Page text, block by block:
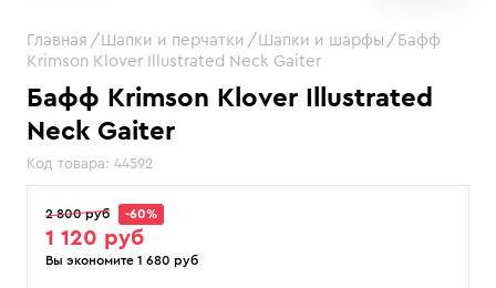
Бафф Krimson Klover Illustrated
Neck Gaiter
Код товара: 44592
Главная Шапки и перчатки Шапки и шарфы
Бафф
Krimson Klover Illustrated Neck Gaiter
2 800 руб -60%
1 120 руб
Вы экономите 1 680 руб